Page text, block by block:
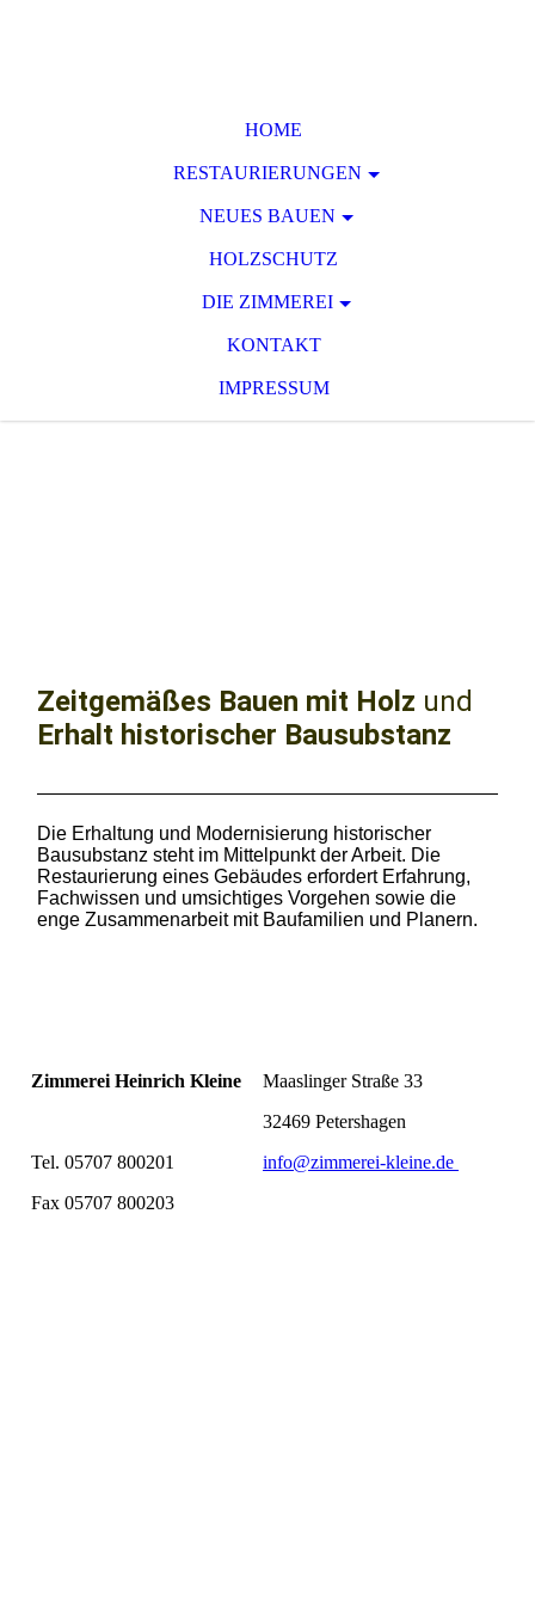
HOME
RESTAURIERUNGEN
NEUES BAUEN
HOLZSCHUTZ
DIE ZIMMEREI
KONTAKT
IMPRESSUM
Zeitgemäßes Bauen mit Holz und
Erhalt historischer Bausubstanz
Die Erhaltung und Modernisierung historischer
Bausubstanz steht im Mittelpunkt der Arbeit. Die
Restaurierung eines Gebäudes erfordert Erfahrung,
Fachwissen und umsichtiges Vorgehen sowie die
enge Zusammenarbeit mit Baufamilien und Planern.
Zimmerei Heinrich Kleine
Maaslinger Straße 33
32469 Petershagen
Tel. 05707 800201
Fax 05707 800203
info@zimmerei-kleine.de